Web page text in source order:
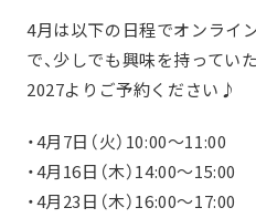
4月は以下の日程でオンライ
で、少しでも興味を持ってい
2027よりご予約ください♪
・4月7日（火）10:00～11:00
・4月16日（木）14:00～15:00
・4月23日（木）16:00～17:00